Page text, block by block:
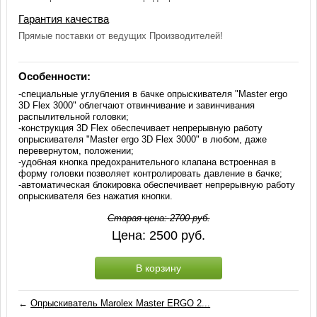
Гарантия качества
Прямые поставки от ведущих Производителей!
Особенности:
-специальные углубления в бачке опрыскивателя "Master ergo
3D Flex 3000" облегчают отвинчивание и завинчивания
распылительной головки;
-конструкция 3D Flex обеспечивает непрерывную работу
опрыскивателя "Master ergo 3D Flex 3000" в любом, даже
перевернутом, положении;
-удобная кнопка предохранительного клапана встроенная в
форму головки позволяет контролировать давление в бачке;
-автоматическая блокировка обеспечивает непрерывную работу
опрыскивателя без нажатия кнопки.
Старая цена:2700руб.
Цена: 2500 руб.
В корзину
←Опрыскиватель Marolex Master ERGO 2...